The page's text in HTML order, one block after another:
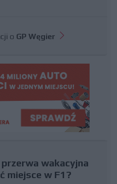
o GP Węgier
przerwa wakacyjna
miejsce w F1?